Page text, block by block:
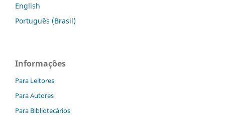
English
Português (Brasil)
Informações
Para Leitores
Para Autores
Para Bibliotecários